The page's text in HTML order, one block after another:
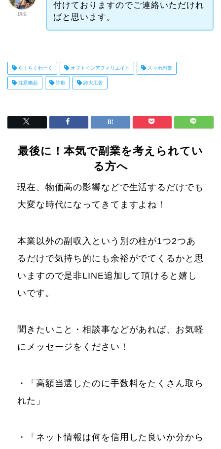
釼法
付けておりますのでご連絡いただけれ
ばと思います。
らくらくわーく オプトインアフィリエイト スマホ副業
注意喚起 詐欺 誇大広告
最後に！本気で副業を考えられてい
る方へ
現在、物価高の影響などで生活するだけでも
大変な時代になってきてますよね！
本業以外の副収入という別の柱が1つ2つあ
るだけで気持ち的にも余裕がでてくるかと思
いますので是非LINE追加して頂けると嬉し
いです。
聞きたいこと・相談事などがあれば、お気軽
にメッセージをください！
・「高額当選したのに手数料をたくさん取ら
れた」
・「ネット情報は何を信用した良いか分から